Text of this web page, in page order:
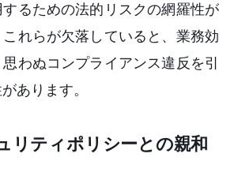
するための法的リスクの網羅性が
れらが欠落していると、業務効
わぬコンプライアンス違反を引
あります。
リティポリシーとの親和